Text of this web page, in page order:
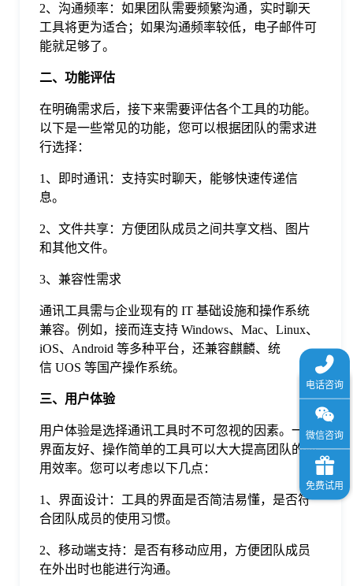
2、沟通频率：如果团队需要频繁沟通，实时聊天
工具将更为适合；如果沟通频率较低，电子邮件可
能就足够了。
二、功能评估
在明确需求后，接下来需要评估各个工具的功能。
以下是一些常见的功能，您可以根据团队的需求进
行选择：
1、即时通讯：支持实时聊天，能够快速传递信
息。
2、文件共享：方便团队成员之间共享文档、图片
和其他文件。
3、兼容性需求
通讯工具需与企业现有的 IT 基础设施和操作系统
兼容。例如，接而连支持 Windows、Mac、Linux、
iOS、Android 等多种平台，还兼容麒麟、统
信 UOS 等国产操作系统。
三、用户体验
用户体验是选择通讯工具时不可忽视的因素。一个
界面友好、操作简单的工具可以大大提高团队的使
用效率。您可以考虑以下几点：
1、界面设计：工具的界面是否简洁易懂，是否符
合团队成员的使用习惯。
2、移动端支持：是否有移动应用，方便团队成员
在外出时也能进行沟通。